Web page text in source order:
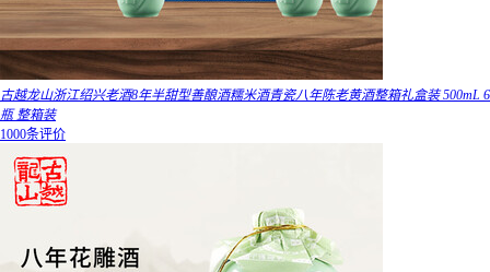
古越龙山浙江绍兴老酒8年半甜型善酿酒糯米酒青瓷八年陈老黄酒整箱礼盒装 500mL 6
瓶 整箱装
1000条评价